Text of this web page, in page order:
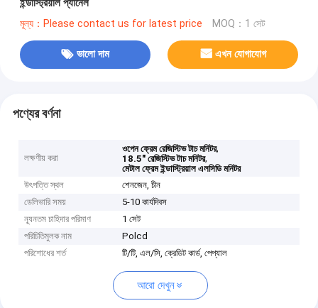
ইন্ডাস্ট্রিয়াল প্যানেল
মূল্য：Please contact us for latest price MOQ：1 সেট
ভালো দাম এখন যোগাযোগ
পণ্যের বর্ণনা
লক্ষণীয় করা
ওপেন ফ্রেম রেজিস্টিভ টাচ মনিটর,
18.5" রেজিস্টিভ টাচ মনিটর,
মেটাল ফ্রেম ইন্ডাস্ট্রিয়াল এলসিডি মনিটর
উৎপত্তি স্থল
শেনজেন, চীন
ডেলিভারি সময়
5-10 কার্যদিবস
ন্যূনতম চাহিদার পরিমাণ
1 সেট
পরিচিতিমুলক নাম
Polcd
পরিশোধের শর্ত
টি/টি, এল/সি, ক্রেডিট কার্ড, পেপ্যাল
আরো দেখুন